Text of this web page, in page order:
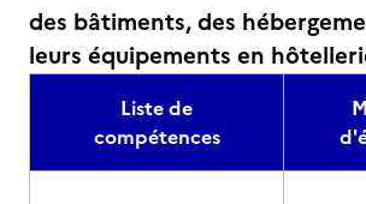
des bâtiments, des
leurs équipements en
Liste de
compétences